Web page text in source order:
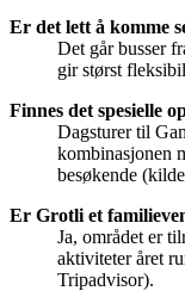
Er det lett å komme
Det går busser
gir størst
Finnes det spesielle
Dagsturer til
kombinasjonen
besøkende
Er Grotli et
Ja, området er
aktiviteter året
Tripadvisor).